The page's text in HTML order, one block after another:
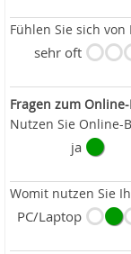
Fühlen Sie sich
sehr oft
Fragen zum
Nutzen Sie Online-
ja
Womit nutzen Sie
PC/Laptop